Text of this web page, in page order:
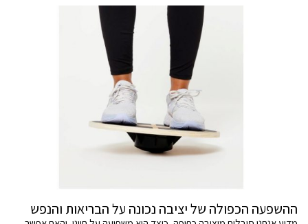
ההשפעה הכפולה של יציבה נכונה על הבריאות והנפש